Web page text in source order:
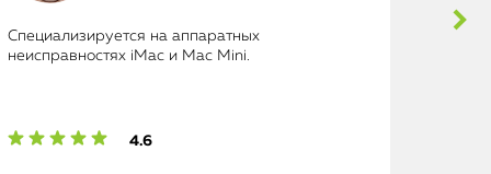
Специализируется на аппаратных
неисправностях iMac и Mac Mini.
4.6